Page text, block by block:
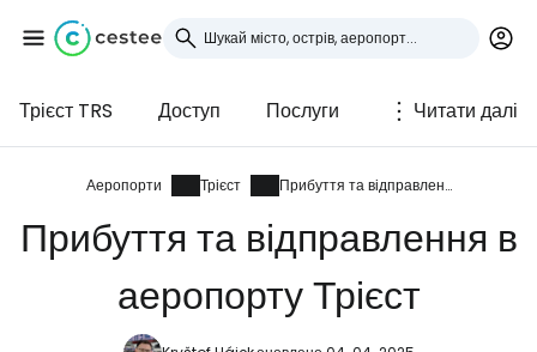
Трієст TRS Доступ Послуги Читати далі
Аеропорти Трієст Прибуття та відправлення
Прибуття та відправлення в
аеропорту Трієст
Увійдіть до Cestee
... світова туристична спільнота
Продовжуйте з Google